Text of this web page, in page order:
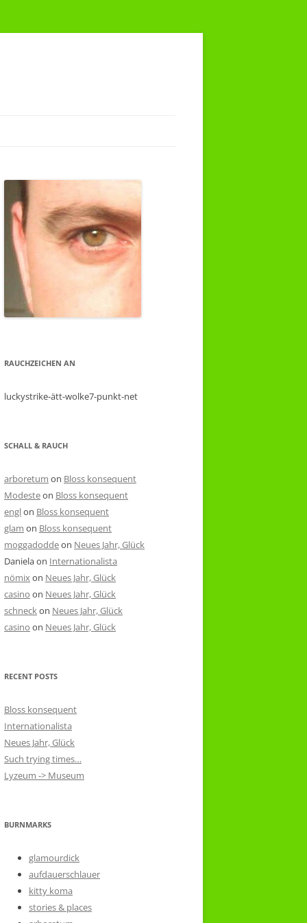
RAUCHZEICHEN AN
luckystrike-ätt-wolke7-punkt-net
SCHALL & RAUCH
arboretum on Bloss konsequent
Modesteon Bloss konsequent
englon Bloss konsequent
glam on Bloss konsequent
moggadoddeon Neues Jahr, Glück
Danielaon Internationalista
nömixon Neues Jahr, Glück
casino on Neues Jahr, Glück
schneckon Neues Jahr, Glück
casino on Neues Jahr, Glück
RECENT POSTS
Bloss konsequent
Internationalista
Neues Jahr, Glück
Such trying times…
Lyzeum -> Museum
BURNMARKS
glamourdick
aufdauerschlauer
kitty koma
stories & places